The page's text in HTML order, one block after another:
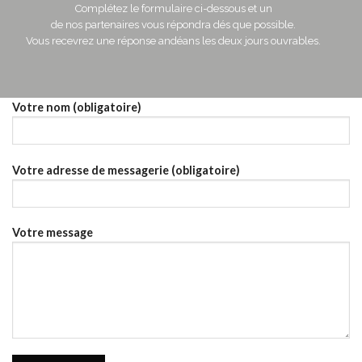
Complétez le formulaire ci-dessous et un
de nos partenaires vous répondra dés que possible.
Vous recevrez une réponse andéans les deux jours ouvrables.
Votre nom (obligatoire)
Votre adresse de messagerie (obligatoire)
Votre message